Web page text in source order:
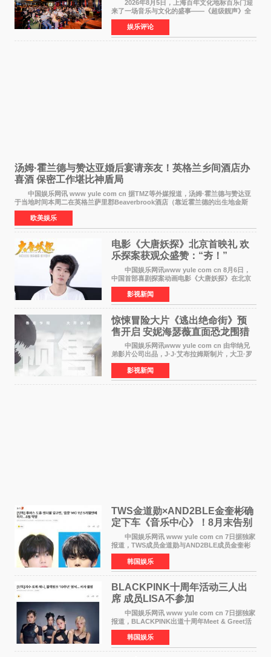
2026年8月5日，上海百年文化地标百乐门迎
来了一场音乐与文化的盛事——《超级靓声》全
国励志音乐公益节目上海唱区新闻发布会暨启动
仪式在此隆重举行。各界领导、嘉宾与媒体朋友
齐聚一堂，共同
娱乐评论
汤姆·霍兰德与赞达亚婚后宴请亲友！英格兰乡间酒店办
喜酒 保密工作堪比神盾局
中国娱乐网讯 www yule com cn 据TMZ等外媒报道，汤姆·霍兰德与赞达亚
于当地时间本周二在英格兰萨里郡Beaverbrook酒店（靠近霍兰德的出生地金斯
顿）举办婚宴，邀请家人与朋友们喝喜酒，庆祝
欧美娱乐
电影《大唐妖探》北京首映礼 欢
乐探案获观众盛赞：“夯！”
中国娱乐网讯www yule com cn 8月6日，
中国首部喜剧探案动画电影《大唐妖探》在北京
举办电影首映礼。导演程腾、联合导演黄珉、总
制片人曹紫建、制片人李莹莹，配音导演张喆，
对白指导程寅，领
影视新闻
惊悚冒险大片《逃出绝命街》预
售开启 安妮海瑟薇直面恐龙围猎
中国娱乐网讯www yule com cn 由华纳兄
弟影片公司出品，J·J·艾布拉姆斯制片，大卫·罗
伯特·米切尔执导，好莱坞巨星安妮·海瑟薇和伊万
·麦克格雷格领衔主演的2026暑期惊悚冒险大片
《逃出绝
影视新闻
TWS金道勋×AND2BLE金奎彬确
定下车《音乐中心》！8月末告别
MC席位
中国娱乐网讯 www yule com cn 7日据独家
报道，TWS成员金道勋与AND2BLE成员金奎彬
将于8月离开《音乐中心》MC的位置。 金道
勋与金奎彬于去年3月与H2H A-NA一起被选为
《音乐中心》MC，约1
韩国娱乐
BLACKPINK十周年活动三人出
席 成员LISA不参加
中国娱乐网讯 www yule com cn 7日据独家
报道，BLACKPINK出道十周年Meet & Greet活
动将由智秀、ROS&Eacute;、JENNIE出席，
LISA将缺席。 此前BLACKPINK所属社YG并
未为组合出道十周年做
韩国娱乐